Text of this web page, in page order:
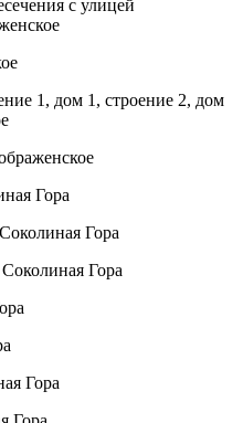
с улицей
1, дом 1, строение 2, дом
Гора
Гора
Гора
Гора